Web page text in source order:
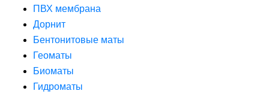
ПВХ мембрана
Дорнит
Бентонитовые маты
Геоматы
Биоматы
Гидроматы